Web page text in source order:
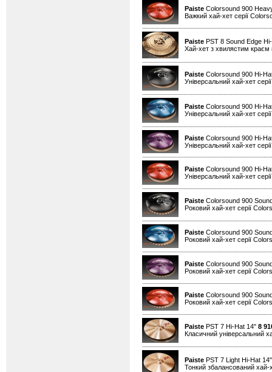
Paiste Colorsound 900
Важкий хай-хет серії
Paiste PST 8 Sound Edge
Хай-хет з хвилястим краєм
Paiste Colorsound 900 Hi-
Універсальний хай-хет
Paiste Colorsound 900 Hi-
Універсальний хай-хет
Paiste Colorsound 900 Hi-
Універсальний хай-хет
Paiste Colorsound 900 Hi-
Універсальний хай-хет
Paiste Colorsound 900
Роковий хай-хет серії
Paiste Colorsound 900
Роковий хай-хет серії
Paiste Colorsound 900
Роковий хай-хет серії
Paiste Colorsound 900
Роковий хай-хет серії
Paiste PST 7 Hi-Hat 14" 8
Класичний універсальний
Paiste PST 7 Light Hi-Hat
Тонкий збалансований